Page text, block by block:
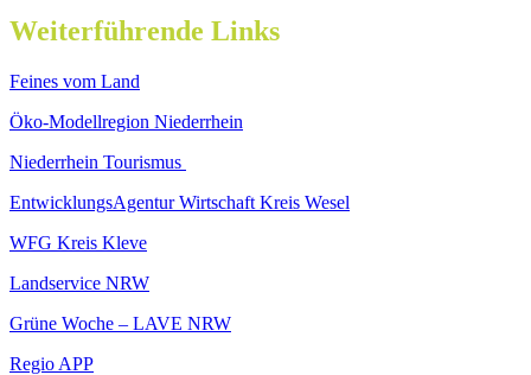
Weiterführende Links
Feines vom Land
Öko-Modellregion Niederrhein
Niederrhein Tourismus
EntwicklungsAgentur Wirtschaft Kreis Wesel
WFG Kreis Kleve
Landservice NRW
Grüne Woche – LAVE NRW
Regio APP